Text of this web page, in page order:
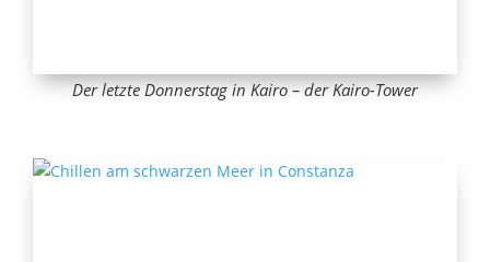
Der letzte Donnerstag in Kairo – der Kairo-Tower